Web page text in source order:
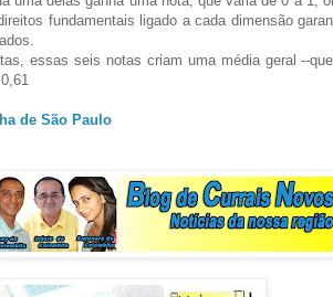
fundamentais ligado a cada dimensão
essas seis notas criam uma média geral --
de São Paulo